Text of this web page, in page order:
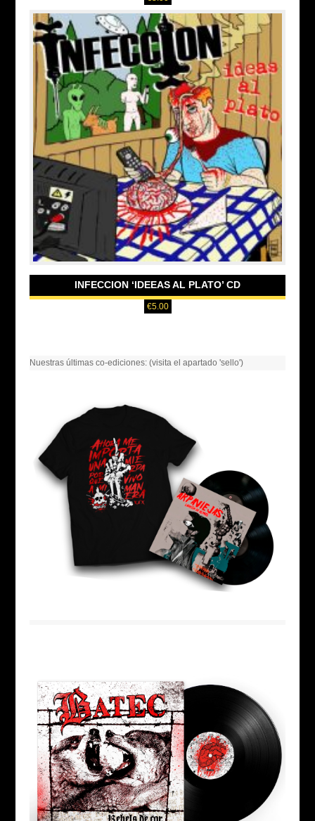
INFECCION ‘IDEEAS AL PLATO’ CD
€5.00
Nuestras últimas co-ediciones: (visita el apartado 'sello')